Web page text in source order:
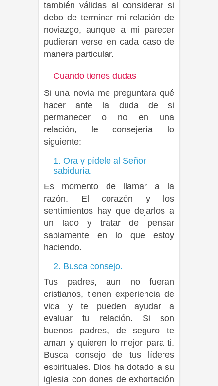
también válidas al considerar si
debo de terminar mi relación de
noviazgo, aunque a mi parecer
pudieran verse en cada caso de
manera particular.
Cuando tienes dudas
Si una novia me preguntara qué
hacer ante la duda de si
permanecer o no en una
relación, le consejería lo
siguiente:
1. Ora y pídele al Señor
sabiduría.
Es momento de llamar a la
razón. El corazón y los
sentimientos hay que dejarlos a
un lado y tratar de pensar
sabiamente en lo que estoy
haciendo.
2. Busca consejo.
Tus padres, aun no fueran
cristianos, tienen experiencia de
vida y te pueden ayudar a
evaluar tu relación. Si son
buenos padres, de seguro te
aman y quieren lo mejor para ti.
Busca consejo de tus líderes
espirituales. Dios ha dotado a su
iglesia con dones de exhortación